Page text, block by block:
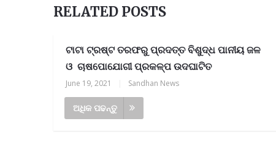
RELATED POSTS
ଟାଟା ଟ୍ରଷ୍ଟ ତରଫରୁ ପ୍ରଦତ୍ତ ବିଶୁଦ୍ଧ ପାନୀୟ ଜଳ
ଓ ଚାଷପୋଯୋଗୀ ପ୍ରକଳ୍ପ ଉଦଘାଟିତ
June 19, 2021 Sandhan News
ଅଧିକ ପଢନ୍ତୁ